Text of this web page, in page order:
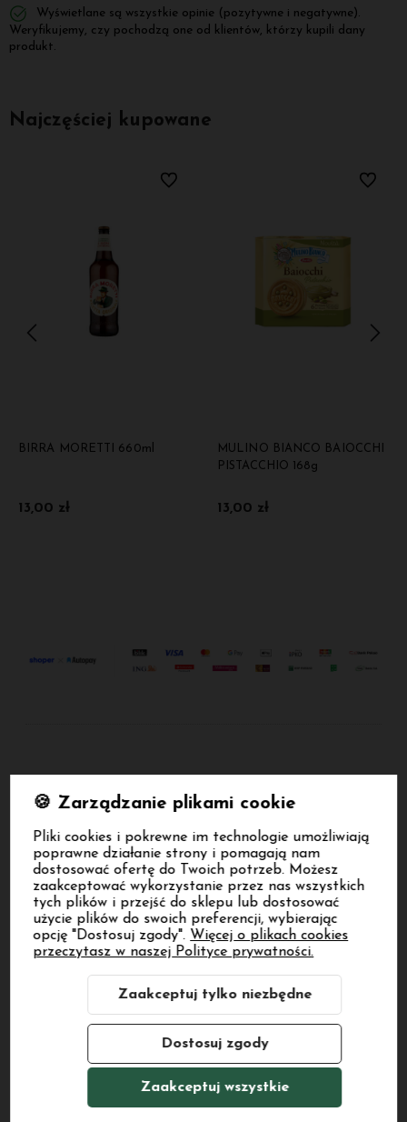
Wyświetlane są wszystkie opinie (pozytywne i negatywne).
Weryfikujemy, czy pochodzą one od klientów, którzy kupili dany
produkt.
Najczęściej kupowane
BIRRA MORETTI 660ml
13,00 zł
Do ulubionych
MULINO BIANCO BAIOCCHI
PISTACCHIO 168g
13,00 zł
Do
Zapisz się na nasz biuletyn – Wpisz adres e-mail
MOJE KONTO
🍪 Zarządzanie plikami cookie
Pliki cookies i pokrewne im technologie umożliwiają
poprawne działanie strony i pomagają nam
dostosować ofertę do Twoich potrzeb. Możesz
zaakceptować wykorzystanie przez nas wszystkich
tych plików i przejść do sklepu lub dostosować
użycie plików do swoich preferencji, wybierając
opcję "Dostosuj zgody". Więcej o plikach cookies
przeczytasz w naszej Polityce prywatności.
Zaakceptuj tylko niezbędne
Dostosuj zgody
Zaakceptuj wszystkie